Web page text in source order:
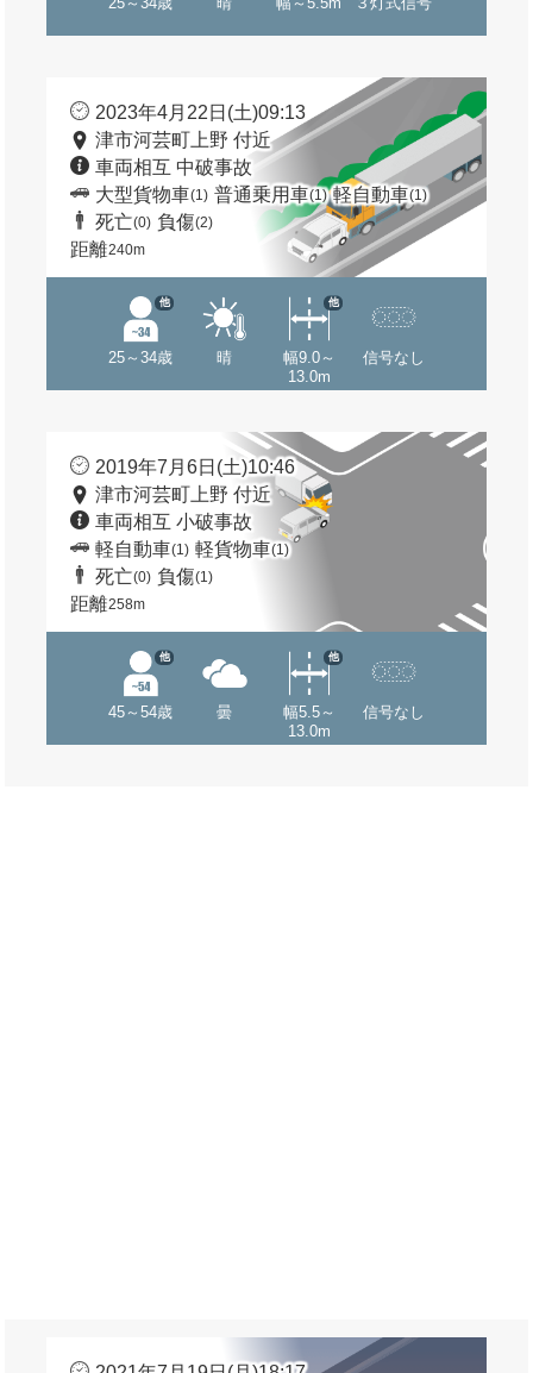
2023年4月22日(土)09:13
津市河芸町上野 付近
車両相互 中破事故
大型貨物車(1) 普通乗用車(1) 軽自動車(1)
死亡(0) 負傷(2)
距離240m
25～34歳
他
晴
幅9.0～
13.0m
他
信号なし
2019年7月6日(土)10:46
津市河芸町上野 付近
車両相互 小破事故
軽自動車(1) 軽貨物車(1)
死亡(0) 負傷(1)
距離258m
45～54歳
他
曇
幅5.5～
13.0m
他
信号なし